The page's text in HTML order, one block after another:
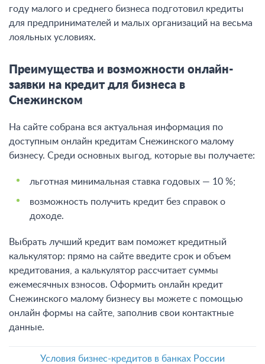
году малого и среднего бизнеса подготовил кредиты
для предпринимателей и малых организаций на весьма
лояльных условиях.
Преимущества и возможности онлайн-
заявки на кредит для бизнеса в
Снежинском
На сайте собрана вся актуальная информация по
доступным онлайн кредитам Снежинского малому
бизнесу. Среди основных выгод, которые вы получаете:
льготная минимальная ставка годовых — 10 %;
возможность получить кредит без справок о
доходе.
Выбрать лучший кредит вам поможет кредитный
калькулятор: прямо на сайте введите срок и объем
кредитования, а калькулятор рассчитает суммы
ежемесячных взносов. Оформить онлайн кредит
Снежинского малому бизнесу вы можете с помощью
онлайн формы на сайте, заполнив свои контактные
данные.
Условия бизнес-кредитов в банках России